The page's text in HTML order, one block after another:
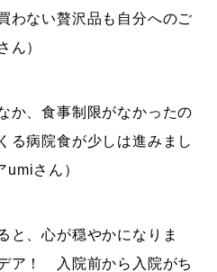
わない贅沢品も自分へのご
ん）
か、食事制限がなかったの
る病院食が少しは進みまし
さん）
、心が穏やかになりま
ア！ 入院前から入院がち